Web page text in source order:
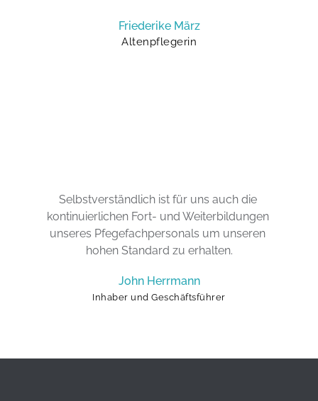
Friederike März
Altenpflegerin
Selbstverständlich ist für uns auch die
kontinuierlichen Fort- und Weiterbildungen
unseres Pfegefachpersonals um unseren
hohen Standard zu erhalten.
John Herrmann
Inhaber und Geschäftsführer